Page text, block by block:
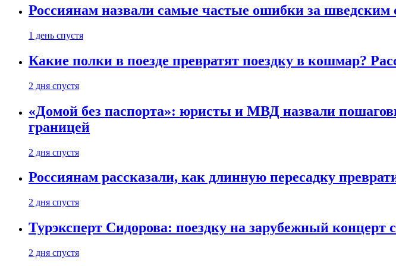
Россиянам назвали самые частые ошибки за шведским
1 день спустя
Какие полки в поезде превратят поездку в кошмар?
2 дня спустя
«Домой без паспорта»: юристы и МВД назвали
границей
2 дня спустя
Россиянам рассказали, как длинную пересадку
2 дня спустя
Турэксперт Сидорова: поездку на зарубежный концерт
2 дня спустя